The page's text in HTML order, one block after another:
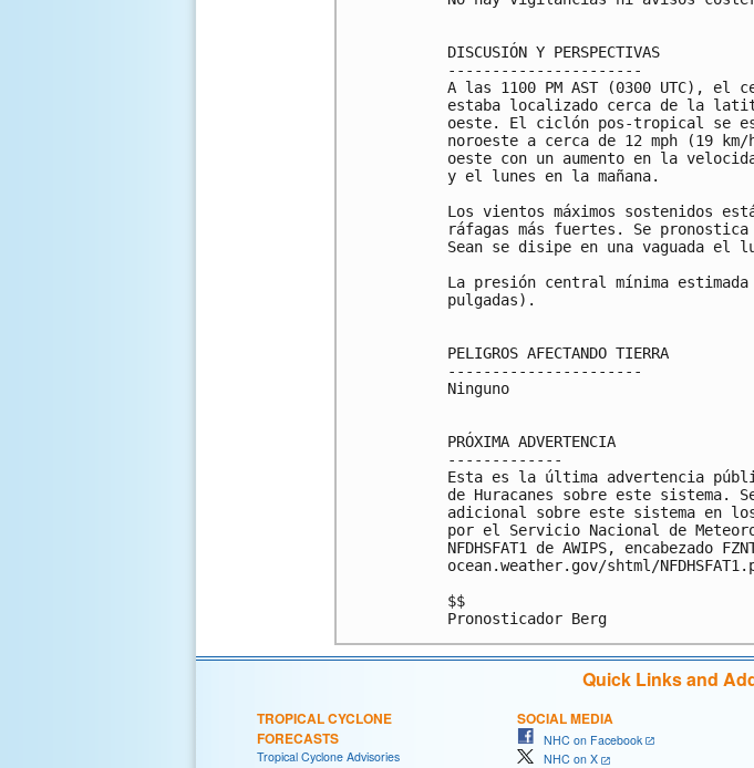
DISCUSIÓN Y PERSPECTIVAS
----------------------
A las 1100 PM AST (0300 UTC), el
estaba localizado cerca de la
oeste. El ciclón pos-tropical se
noroeste a cerca de 12 mph (19
oeste con un aumento en la
y el lunes en la mañana.
Los vientos máximos sostenidos
ráfagas más fuertes. Se
Sean se disipe en una vaguada el
La presión central mínima
pulgadas).
PELIGROS AFECTANDO TIERRA
----------------------
Ninguno
PRÓXIMA ADVERTENCIA
-------------
Esta es la última advertencia
de Huracanes sobre este sistema.
adicional sobre este sistema en
por el Servicio Nacional de
NFDHSFAT1 de AWIPS, encabezado
ocean.weather.gov/shtml/
$$
Quick Links and
TROPICAL CYCLONE
FORECASTS
Tropical Cyclone Advisories
SOCIAL MEDIA
NHC on Facebook
NHC on X